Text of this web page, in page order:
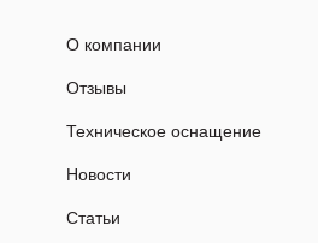
О компании
Отзывы
Техническое оснащение
Новости
Статьи